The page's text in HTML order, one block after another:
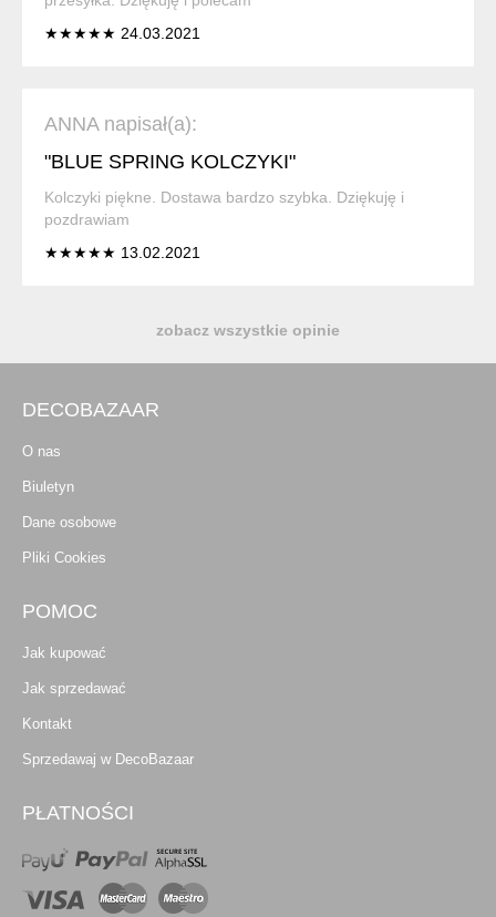
★★★★★ 24.03.2021
ANNA napisał(a):
"BLUE SPRING KOLCZYKI"
Kolczyki piękne. Dostawa bardzo szybka. Dziękuję i
pozdrawiam
★★★★★ 13.02.2021
zobacz wszystkie opinie
DECOBAZAAR
O nas
Biuletyn
Dane osobowe
Pliki Cookies
POMOC
Jak kupować
Jak sprzedawać
Kontakt
Sprzedawaj w DecoBazaar
PŁATNOŚCI